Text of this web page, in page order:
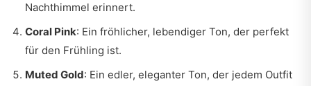
Nachthimmel erinnert.
Coral Pink: Ein fröhlicher, lebendiger Ton, der perfekt
für den Frühling ist.
Muted Gold: Ein edler, eleganter Ton, der jedem Outfit